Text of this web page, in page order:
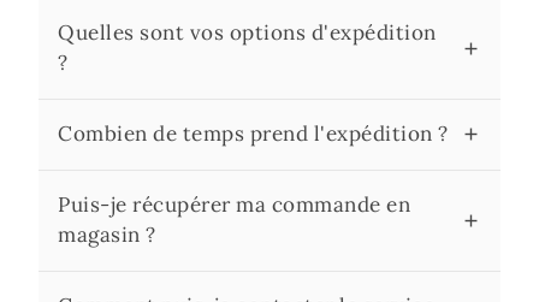
Quelles sont vos options d'expédition
?
Combien de temps prend l'expédition ?
Puis-je récupérer ma commande en
magasin ?